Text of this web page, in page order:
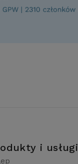
i usługi